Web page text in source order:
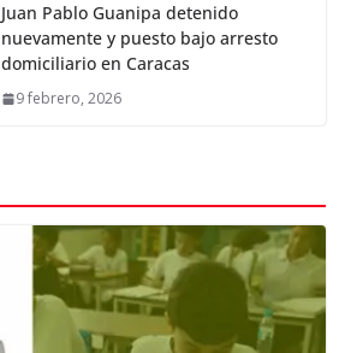
Juan Pablo Guanipa detenido
nuevamente y puesto bajo arresto
domiciliario en Caracas
9 febrero, 2026